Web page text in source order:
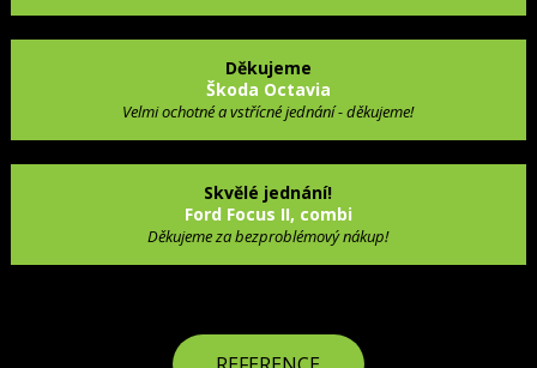
Děkujeme
Škoda Octavia
Velmi ochotné a vstřícné jednání - děkujeme!
Skvělé jednání!
Ford Focus II, combi
Děkujeme za bezproblémový nákup!